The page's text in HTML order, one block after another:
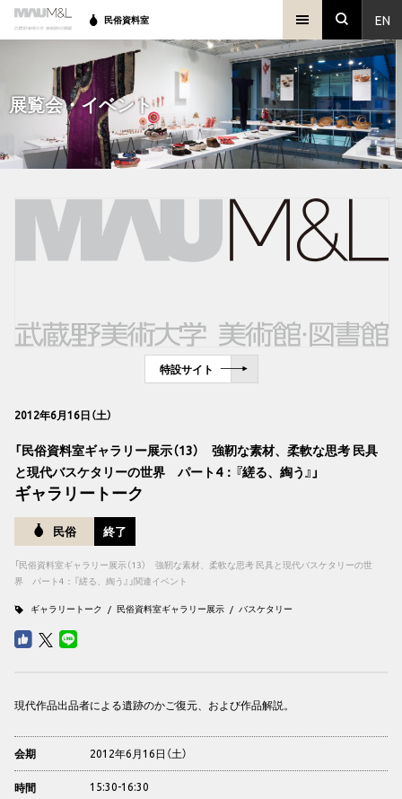
EN
民俗資料室
展覧会・イベント
特設サイト
2012年6月16日（土）
「民俗資料室ギャラリー展示（13） 強靭な素材、柔軟な思考 民具
と現代バスケタリーの世界 パート4：『縒る、綯う』」
ギャラリートーク
民俗 終了
「民俗資料室ギャラリー展示（13） 強靭な素材、柔軟な思考 民具と現代バスケタリーの世
界 パート4：『縒る、綯う』」関連イベント
ギャラリートーク 民俗資料室ギャラリー展示 バスケタリー
現代作品出品者による遺跡のかご復元、および作品解説。
会期 2012年6月16日（土）
時間 15:30-16:30